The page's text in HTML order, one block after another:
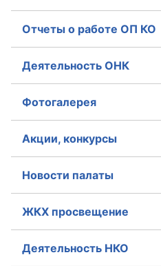
Отчеты о работе ОП КО
Деятельность ОНК
Фотогалерея
Акции, конкурсы
Новости палаты
ЖКХ просвещение
Деятельность НКО